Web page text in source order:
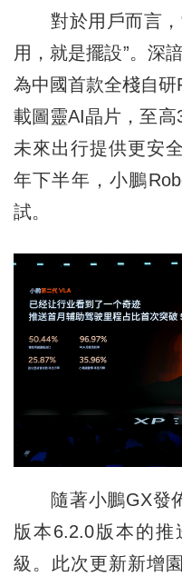
對於用戶而言，“
用，就是擺設”。深
為中國首款全棧自
載圖靈AI晶片，至
未來出行提供更安
年下半年，小鵬
試。
隨著小鵬GX發佈
版本6.2.0版本的
級。此次更新新增